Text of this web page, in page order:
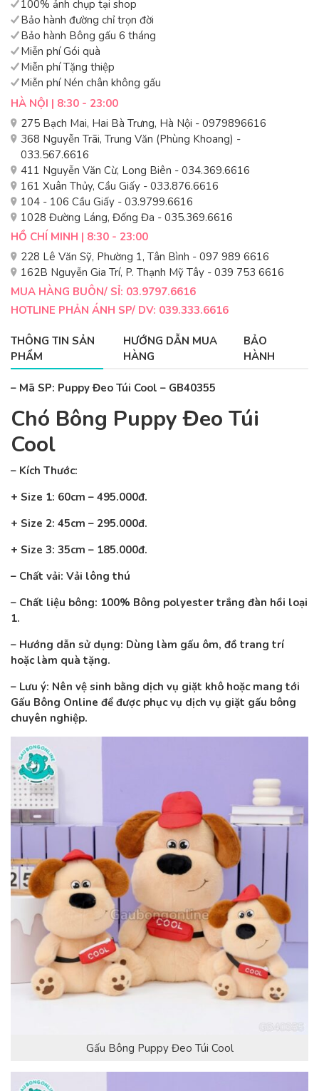
100% ảnh chụp tại shop
Bảo hành đường chỉ trọn đời
Bảo hành Bông gấu 6 tháng
Miễn phí Gói quà
Miễn phí Tặng thiệp
Miễn phí Nén chân không gấu
HÀ NỘI | 8:30 - 23:00
275 Bạch Mai, Hai Bà Trưng, Hà Nội - 0979896616
368 Nguyễn Trãi, Trung Văn (Phùng Khoang) -
033.567.6616
411 Nguyễn Văn Cừ, Long Biên - 034.369.6616
161 Xuân Thủy, Cầu Giấy - 033.876.6616
104 - 106 Cầu Giấy - 03.9799.6616
1028 Đường Láng, Đống Đa - 035.369.6616
HỒ CHÍ MINH | 8:30 - 23:00
228 Lê Văn Sỹ, Phường 1, Tân Bình - 097 989 6616
162B Nguyễn Gia Trí, P. Thạnh Mỹ Tây - 039 753 6616
MUA HÀNG BUÔN/ SỈ: 03.9797.6616
HOTLINE PHẢN ÁNH SP/ DV: 039.333.6616
THÔNG TIN SẢN
PHẨM
HƯỚNG DẪN MUA
HÀNG
BẢO
HÀNH
– Mã SP: Puppy Đeo Túi Cool – GB40355
Chó Bông Puppy Đeo Túi
Cool
– Kích Thước:
+ Size 1: 60cm – 495.000đ.
+ Size 2: 45cm – 295.000đ.
+ Size 3: 35cm – 185.000đ.
– Chất vải: Vải lông thú
– Chất liệu bông: 100% Bông polyester trắng đàn hồi loại
1.
– Hướng dẫn sử dụng: Dùng làm gấu ôm, đồ trang trí
hoặc làm quà tặng.
– Lưu ý: Nên vệ sinh bằng dịch vụ giặt khô hoặc mang tới
Gấu Bông Online để được phục vụ dịch vụ giặt gấu bông
chuyên nghiệp.
Gấu Bông Puppy Đeo Túi Cool